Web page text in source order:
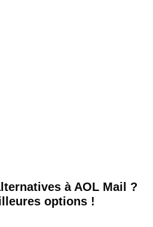
à AOL Mail ?
options !